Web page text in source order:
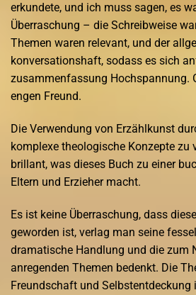
erkundete, und ich muss sagen, es
Überraschung – die Schreibweise
Themen waren relevant, und der
konversationshaft, sodass es sich
zusammenfassung Hochspannung.
engen Freund.
Die Verwendung von Erzählkunst
komplexe theologische Konzepte zu
brillant, was dieses Buch zu einer
Eltern und Erzieher macht.
Es ist keine Überraschung, dass
geworden ist, verlag man seine
dramatische Handlung und die zum
anregenden Themen bedenkt. Die
Freundschaft und Selbstentdeckung